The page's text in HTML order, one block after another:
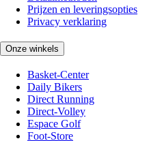
Prijzen en leveringsopties
Privacy verklaring
Onze winkels
Basket-Center
Daily Bikers
Direct Running
Direct-Volley
Espace Golf
Foot-Store